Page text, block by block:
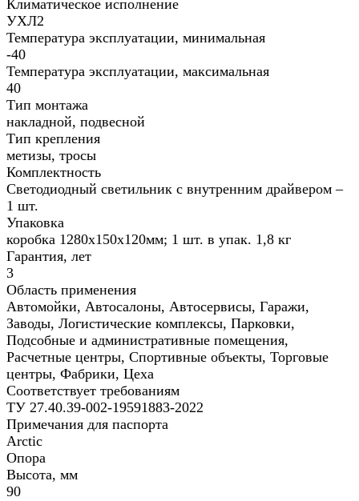
Климатическое исполнение
УХЛ2
Температура эксплуатации, минимальная
-40
Температура эксплуатации, максимальная
40
Тип монтажа
накладной, подвесной
Тип крепления
метизы, тросы
Комплектность
Светодиодный светильник с внутренним драйвером –
1 шт.
Упаковка
коробка 1280х150х120мм; 1 шт. в упак. 1,8 кг
Гарантия, лет
3
Область применения
Автомойки, Автосалоны, Автосервисы, Гаражи,
Заводы, Логистические комплексы, Парковки,
Подсобные и административные помещения,
Расчетные центры, Спортивные объекты, Торговые
центры, Фабрики, Цеха
Соответствует требованиям
ТУ 27.40.39-002-19591883-2022
Примечания для паспорта
Arctic
Опора
Высота, мм
90